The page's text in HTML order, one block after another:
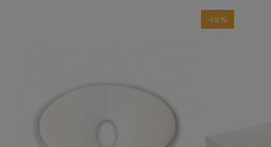
-15%